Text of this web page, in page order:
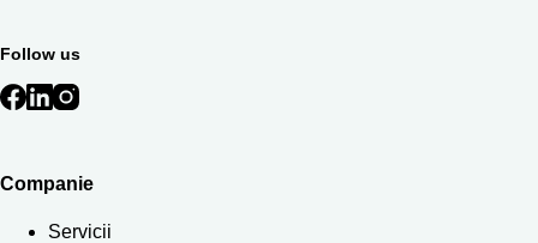
Follow us
Companie
Servicii